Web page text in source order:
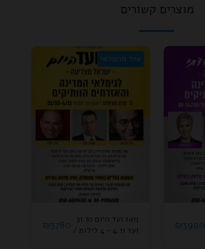
מוצרים קשורים
₪3990
אזל מהמלאי
מאז ועד היום 31.10
ועד 4.11 - 4 לילות /
₪3780